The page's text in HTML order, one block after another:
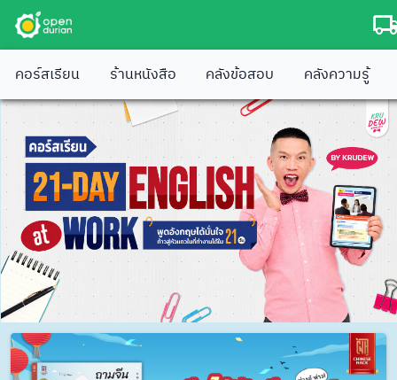
คอร์สเรียน ร้านหนังสือ คลังข้อสอบ คลังความรู้